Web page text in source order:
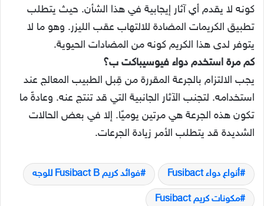
كونه لا يقدم أي آثار إيجابية في هذا الشأن. حيث يتطلب
تطبيق الكريمات المضادة للالتهاب عقب الليزر. وهو ما لا
يتوفر لدى هذا الكريم كونه من المضادات الحيوية.
كم مرة استخدم دواء فيوسيباكت ب؟
يجب الالتزام بالجرعة المقررة من قِبل الطبيب المعالج عند
استخدامه. لتجنب الآثار الجانبية التي قد تنتج عنه. وعادةً ما
تكون هذه الجرعة هي مرتين يوميًا. إلا في بعض الحالات
الشديدة قد يتطلب الأمر زيادة الجرعات.
أنواع دواء Fusibact فوائد كريم Fusibact B للوجه
مكونات كريم Fusibact